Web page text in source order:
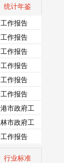
统计年鉴
作报告
作报告
作报告
作报告
作报告
作报告
市政府工
市政府工
作报告
行业标准